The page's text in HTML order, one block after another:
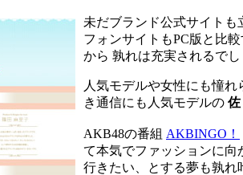
未だブランド公式サイト
フォンサイトもPC版と比
から 孰れは充実されるで
人気モデルや女性にも憧
き通信にも人気モデルの 佐
AKB48の番組 AKBINGO！
て本気でファッションに向
行きたい、とする夢も孰れ